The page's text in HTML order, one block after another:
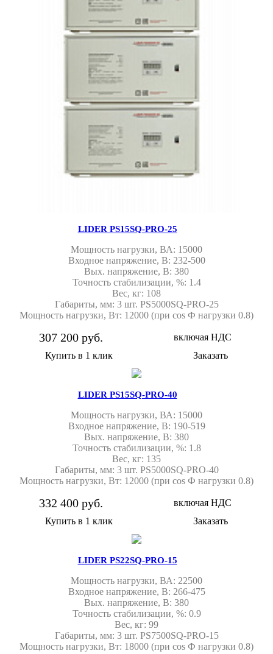
LIDER PS15SQ-PRO-25
Мощность нагрузки, ВА: 15000
Входное напряжение, В: 232-500
Вых. напряжение, В: 380
Точность стабилизации, %: 1.4
Вес, кг: 108
Габариты, мм: 3 шт. PS5000SQ-PRO-25
Мощность нагрузки, Вт: 12000 (при cos Ф нагрузки 0.8)
307 200 руб.
включая НДС
Купить в 1 клик
Заказать
LIDER PS15SQ-PRO-40
Мощность нагрузки, ВА: 15000
Входное напряжение, В: 190-519
Вых. напряжение, В: 380
Точность стабилизации, %: 1.8
Вес, кг: 135
Габариты, мм: 3 шт. PS5000SQ-PRO-40
Мощность нагрузки, Вт: 12000 (при cos Ф нагрузки 0.8)
332 400 руб.
включая НДС
Купить в 1 клик
Заказать
LIDER PS22SQ-PRO-15
Мощность нагрузки, ВА: 22500
Входное напряжение, В: 266-475
Вых. напряжение, В: 380
Точность стабилизации, %: 0.9
Вес, кг: 99
Габариты, мм: 3 шт. PS7500SQ-PRO-15
Мощность нагрузки, Вт: 18000 (при cos Ф нагрузки 0.8)